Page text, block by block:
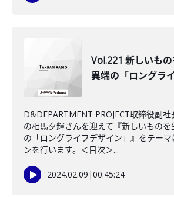
Vol.221 新しいも
異端の「ロングラ
D&DEPARTMENT PROJECT取締役副
の相馬夕輝さんを迎えて『新しいもの
の「ロングライフデザイン」』をテーマ
ンを行います。＜目次＞...
2024.02.09 |00:45:24